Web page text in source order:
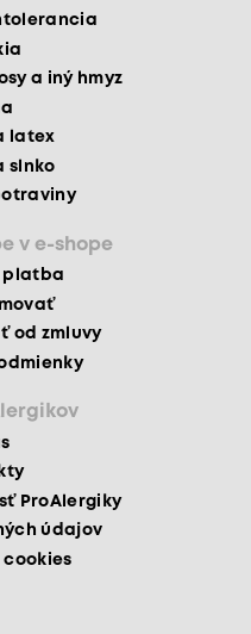
a iný hmyz
latex
slnko
v e-shope
platba
od zmluvy
ProAlergiky
údajov
cookies